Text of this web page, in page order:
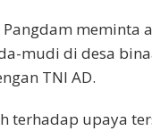
meminta
mudi di desa
TNI AD.
terhadap upaya